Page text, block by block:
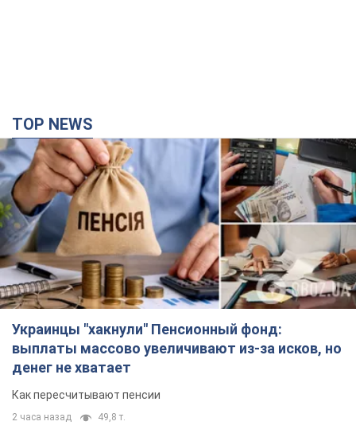
Под атакой был НПЗ: в российском Ярославле
прогремела серия взрывов. Фото и видео
В промзоне фиксирует несколько очагов пожара
11 минут назад 3,4 т.
ВСУ отминусовали ещё 1330 оккупантов и
сбили более 1800 российских БПЛА – Генштаб
Численность путинской армии сокращается
3 часа назад 16,3 т.